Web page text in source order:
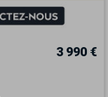
3 990 €